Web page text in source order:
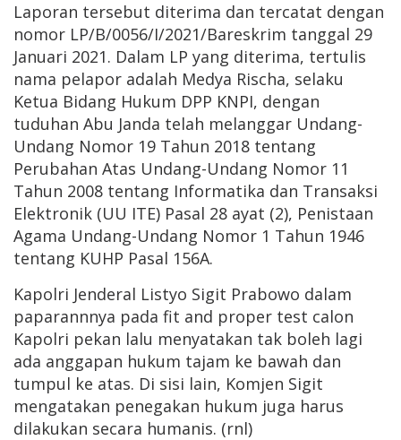
Laporan tersebut diterima dan tercatat dengan
nomor LP/B/0056/I/2021/Bareskrim tanggal 29
Januari 2021. Dalam LP yang diterima, tertulis
nama pelapor adalah Medya Rischa, selaku
Ketua Bidang Hukum DPP KNPI, dengan
tuduhan Abu Janda telah melanggar Undang-
Undang Nomor 19 Tahun 2018 tentang
Perubahan Atas Undang-Undang Nomor 11
Tahun 2008 tentang Informatika dan Transaksi
Elektronik (UU ITE) Pasal 28 ayat (2), Penistaan
Agama Undang-Undang Nomor 1 Tahun 1946
tentang KUHP Pasal 156A.
Kapolri Jenderal Listyo Sigit Prabowo dalam
paparannnya pada fit and proper test calon
Kapolri pekan lalu menyatakan tak boleh lagi
ada anggapan hukum tajam ke bawah dan
tumpul ke atas. Di sisi lain, Komjen Sigit
mengatakan penegakan hukum juga harus
dilakukan secara humanis. (rnl)